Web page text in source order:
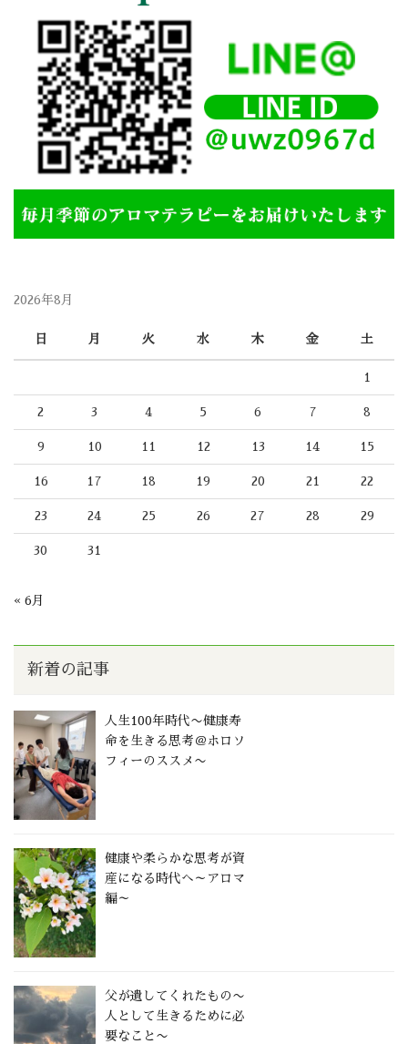
2026年8月
日 月 火 水 木 金 土
1
2 3 4 5 6 7 8
9 10 11 12 13 14 15
16 17 18 19 20 21 22
23 24 25 26 27 28 29
30 31
« 6月
新着の記事
人生100年時代〜健康寿
命を生きる思考＠ホロソ
フィーのススメ〜
健康や柔らかな思考が資
産になる時代へ～アロマ
編～
父が遺してくれたもの〜
人として生きるために必
要なこと〜